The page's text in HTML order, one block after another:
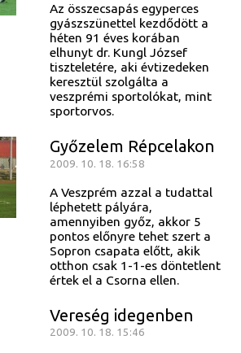
Az összecsapás egyperces
gyászszünettel kezdődött a
héten 91 éves korában
elhunyt dr. Kungl József
tiszteletére, aki évtizedeken
keresztül szolgálta a
veszprémi sportolókat, mint
sportorvos.
Győzelem Répcelakon
2009. 10. 18. 16:58
A Veszprém azzal a tudattal
léphetett pályára,
amennyiben győz, akkor 5
pontos előnyre tehet szert a
Sopron csapata előtt, akik
otthon csak 1-1-es döntetlent
értek el a Csorna ellen.
Vereség idegenben
2009. 10. 18. 15:46